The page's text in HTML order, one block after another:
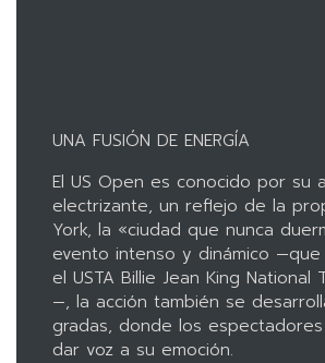
UNA FUSIÓN DE ENERGÍA
El US Open es conocido por su
electrizante, un reflejo de la
York, la «ciudad que nunca
evento intenso y dinámico
el USTA Billie Jean King National
—, la acción también se
gradas, donde los
dar voz a su emoción.